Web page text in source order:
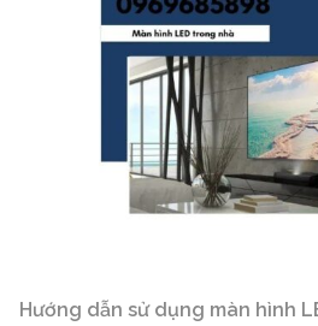
Hướng dẫn sử dụng màn hình